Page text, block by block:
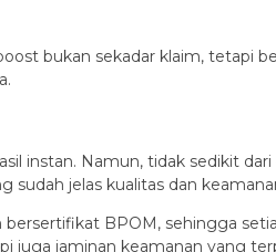
bukan sekadar klaim, tetapi
instan. Namun, tidak sedikit
sudah jelas kualitas dan
BPOM, sehingga
juga jaminan keamanan yang